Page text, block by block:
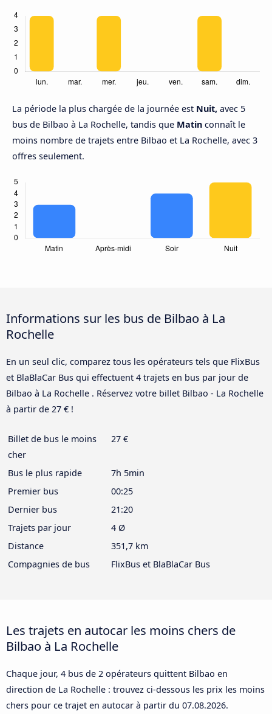
La période la plus chargée de la journée est Nuit, avec 5
bus de Bilbao à La Rochelle, tandis que Matin connaît le
moins nombre de trajets entre Bilbao et La Rochelle, avec 3
offres seulement.
Informations sur les bus de Bilbao à La
Rochelle
En un seul clic, comparez tous les opérateurs tels que FlixBus
et BlaBlaCar Bus qui effectuent 4 trajets en bus par jour de
Bilbao à La Rochelle . Réservez votre billet Bilbao - La Rochelle
à partir de 27 € !
Billet de bus le moins
cher
27 €
Bus le plus rapide
7h 5min
Premier bus
00:25
Dernier bus
21:20
Trajets par jour
4 Ø
Distance
351,7 km
Compagnies de bus
FlixBus et BlaBlaCar Bus
Les trajets en autocar les moins chers de
Bilbao à La Rochelle
Chaque jour, 4 bus de 2 opérateurs quittent Bilbao en
direction de La Rochelle : trouvez ci-dessous les prix les moins
chers pour ce trajet en autocar à partir du 07.08.2026.